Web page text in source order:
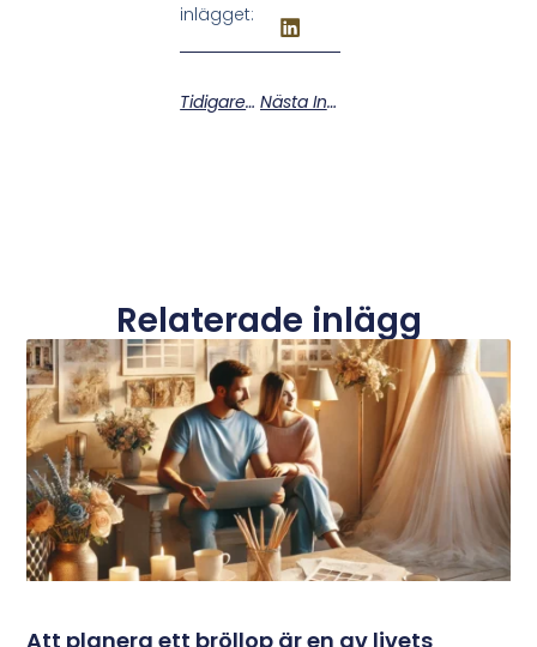
inlägget:
Tidigare Inlägg Nästa Inlägg
Relaterade inlägg
Att planera ett bröllop är en av livets